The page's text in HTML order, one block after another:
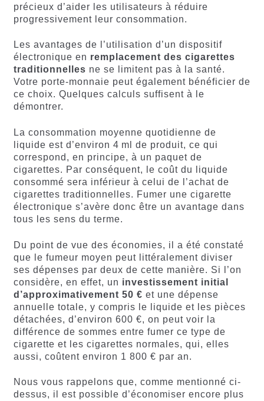
précieux d’aider les utilisateurs à réduire
progressivement leur consommation.
Les avantages de l’utilisation d’un dispositif
électronique en remplacement des cigarettes
traditionnelles ne se limitent pas à la santé.
Votre porte-monnaie peut également bénéficier de
ce choix. Quelques calculs suffisent à le
démontrer.
La consommation moyenne quotidienne de
liquide est d’environ 4 ml de produit, ce qui
correspond, en principe, à un paquet de
cigarettes. Par conséquent, le coût du liquide
consommé sera inférieur à celui de l’achat de
cigarettes traditionnelles. Fumer une cigarette
électronique s’avère donc être un avantage dans
tous les sens du terme.
Du point de vue des économies, il a été constaté
que le fumeur moyen peut littéralement diviser
ses dépenses par deux de cette manière. Si l’on
considère, en effet, un investissement initial
d’approximativement 50 € et une dépense
annuelle totale, y compris le liquide et les pièces
détachées, d’environ 600 €, on peut voir la
différence de sommes entre fumer ce type de
cigarette et les cigarettes normales, qui, elles
aussi, coûtent environ 1 800 € par an.
Nous vous rappelons que, comme mentionné ci-
dessus, il est possible d’économiser encore plus